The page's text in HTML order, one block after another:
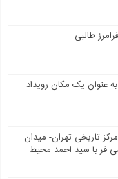
طالبی
عنوان یک مکان رویداد
تاریخی تهران- میدان
فر با سید احمد محیط